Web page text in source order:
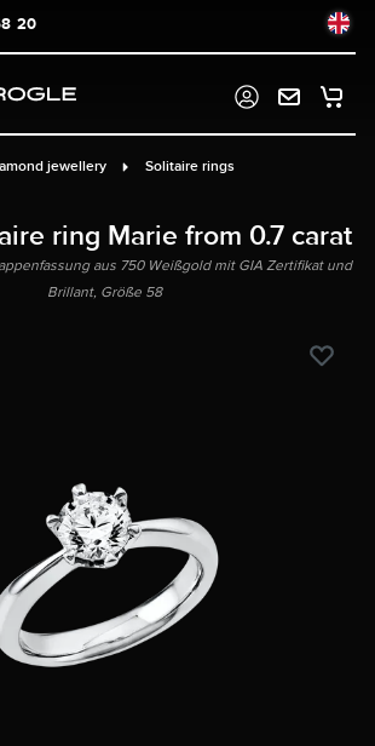
20
jewellery Solitaire rings
ring Marie from 0.7 carat
aus 750 Weißgold mit GIA Zertifikat und
Brillant, Größe 58